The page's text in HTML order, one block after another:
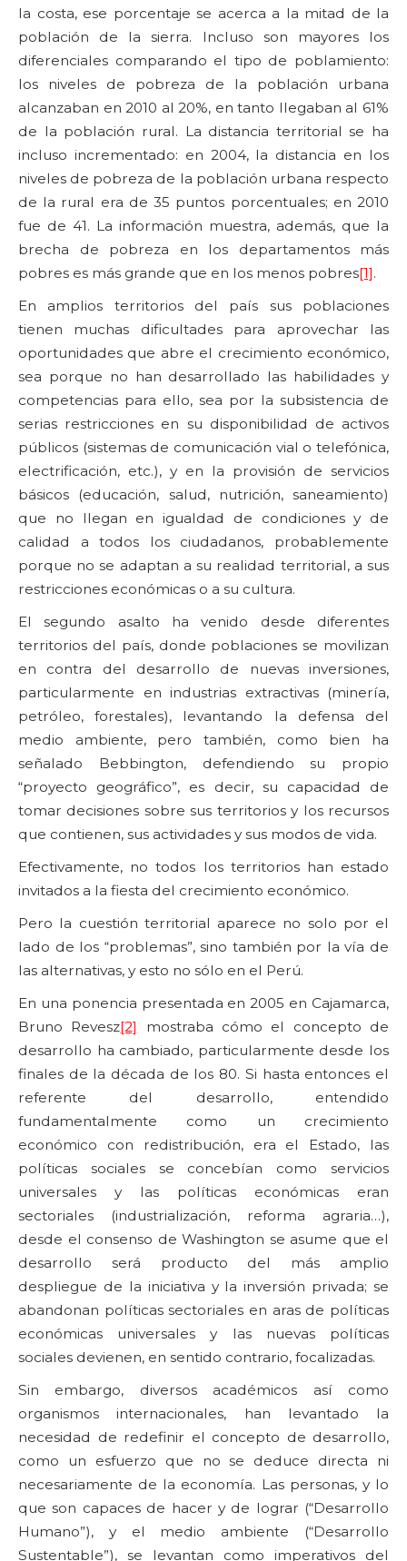
la costa, ese porcentaje se acerca a la mitad de la
población de la sierra. Incluso son mayores los
diferenciales comparando el tipo de poblamiento:
los niveles de pobreza de la población urbana
alcanzaban en 2010 al 20%, en tanto llegaban al 61%
de la población rural. La distancia territorial se ha
incluso incrementado: en 2004, la distancia en los
niveles de pobreza de la población urbana respecto
de la rural era de 35 puntos porcentuales; en 2010
fue de 41. La información muestra, además, que la
brecha de pobreza en los departamentos más
pobres es más grande que en los menos pobres[1].
En amplios territorios del país sus poblaciones
tienen muchas dificultades para aprovechar las
oportunidades que abre el crecimiento económico,
sea porque no han desarrollado las habilidades y
competencias para ello, sea por la subsistencia de
serias restricciones en su disponibilidad de activos
públicos (sistemas de comunicación vial o telefónica,
electrificación, etc.), y en la provisión de servicios
básicos (educación, salud, nutrición, saneamiento)
que no llegan en igualdad de condiciones y de
calidad a todos los ciudadanos, probablemente
porque no se adaptan a su realidad territorial, a sus
restricciones económicas o a su cultura.
El segundo asalto ha venido desde diferentes
territorios del país, donde poblaciones se movilizan
en contra del desarrollo de nuevas inversiones,
particularmente en industrias extractivas (minería,
petróleo, forestales), levantando la defensa del
medio ambiente, pero también, como bien ha
señalado Bebbington, defendiendo su propio
“proyecto geográfico”, es decir, su capacidad de
tomar decisiones sobre sus territorios y los recursos
que contienen, sus actividades y sus modos de vida.
Efectivamente, no todos los territorios han estado
invitados a la fiesta del crecimiento económico.
Pero la cuestión territorial aparece no solo por el
lado de los “problemas”, sino también por la vía de
las alternativas, y esto no sólo en el Perú.
En una ponencia presentada en 2005 en Cajamarca,
Bruno Revesz[2]
mostraba cómo el concepto de
desarrollo ha cambiado, particularmente desde los
finales de la década de los 80. Si hasta entonces el
referente del desarrollo, entendido
fundamentalmente como un crecimiento
económico con redistribución, era el Estado, las
políticas sociales se concebían como servicios
universales y las políticas económicas eran
sectoriales (industrialización, reforma agraria…),
desde el consenso de Washington se asume que el
desarrollo será producto del más amplio
despliegue de la iniciativa y la inversión privada; se
abandonan políticas sectoriales en aras de políticas
económicas universales y las nuevas políticas
sociales devienen, en sentido contrario, focalizadas.
Sin embargo, diversos académicos así como
organismos internacionales, han levantado la
necesidad de redefinir el concepto de desarrollo,
como un esfuerzo que no se deduce directa ni
necesariamente de la economía. Las personas, y lo
que son capaces de hacer y de lograr (“Desarrollo
Humano”), y el medio ambiente (“Desarrollo
Sustentable”), se levantan como imperativos del